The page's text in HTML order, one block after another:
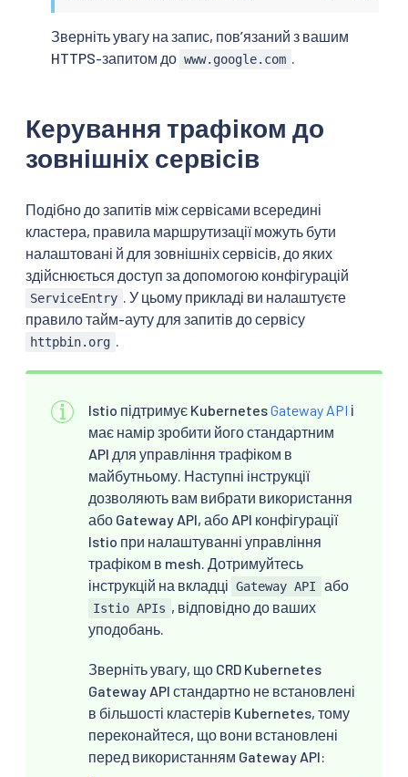
Зверніть увагу на запис, повʼязаний з вашим
HTTPS-запитом до www.google.com .
Керування трафіком до
зовнішніх сервісів
Подібно до запитів між сервісами всередині
кластера, правила маршрутизації можуть бути
налаштовані й для зовнішніх сервісів, до яких
здійснюється доступ за допомогою конфігурацій
ServiceEntry . У цьому прикладі ви налаштуєте
правило тайм-ауту для запитів до сервісу
httpbin.org .
Istio підтримує KubernetesGateway API і
має намір зробити його стандартним
API для управління трафіком в
майбутньому. Наступні інструкції
дозволяють вам вибрати використання
або Gateway API, або API конфігурації
Istio при налаштуванні управління
трафіком в mesh. Дотримуйтесь
інструкцій на вкладці Gateway API або
Istio APIs , відповідно до ваших
уподобань.
Зверніть увагу, що CRD Kubernetes
Gateway API стандартно не встановлені
в більшості кластерів Kubernetes, тому
переконайтеся, що вони встановлені
перед використанням Gateway API: